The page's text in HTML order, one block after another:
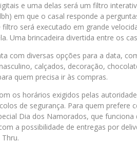
e uma delas será um filtro
em que o casal responde a
será executado em grande
Uma brincadeira divertida entre os
com diversas opções para a data,
calçados, decoração,
quem precisa ir às compras.
os horários exigidos pelas
de segurança. Para quem prefere
Dia dos Namorados, que
a possibilidade de entregas por